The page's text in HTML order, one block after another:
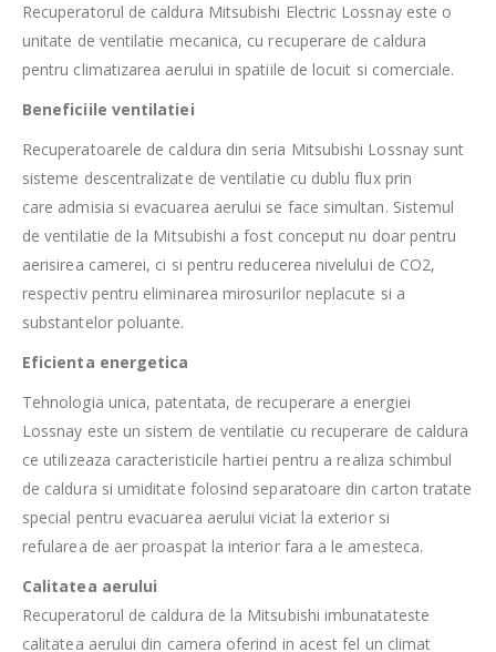
Recuperatorul de caldura Mitsubishi Electric Lossnay este o
unitate de ventilatie mecanica, cu recuperare de caldura
pentru climatizarea aerului in spatiile de locuit si comerciale.
Beneficiile ventilatiei
Recuperatoarele de caldura din seria Mitsubishi Lossnay sunt
sisteme descentralizate de ventilatie cu dublu flux prin
care admisia si evacuarea aerului se face simultan. Sistemul
de ventilatie de la Mitsubishi a fost conceput nu doar pentru
aerisirea camerei, ci si pentru reducerea nivelului de CO2,
respectiv pentru eliminarea mirosurilor neplacute si a
substantelor poluante.
Eficienta energetica
Tehnologia unica, patentata, de recuperare a energiei
Lossnay este un sistem de ventilatie cu recuperare de caldura
ce utilizeaza caracteristicile hartiei pentru a realiza schimbul
de caldura si umiditate folosind separatoare din carton tratate
special pentru evacuarea aerului viciat la exterior si
refularea de aer proaspat la interior fara a le amesteca.
Calitatea aerului
Recuperatorul de caldura de la Mitsubishi imbunatateste
calitatea aerului din camera oferind in acest fel un climat